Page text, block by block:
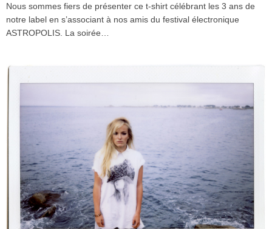
Nous sommes fiers de présenter ce t-shirt célébrant les 3 ans de
notre label en s’associant à nos amis du festival électronique
ASTROPOLIS. La soirée…